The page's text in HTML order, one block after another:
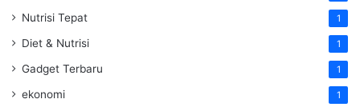
Nutrisi Tepat 1
Diet & Nutrisi 1
Gadget Terbaru 1
ekonomi 1